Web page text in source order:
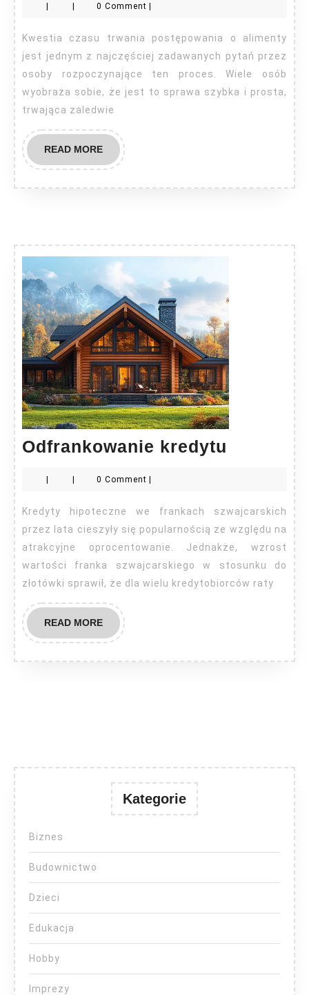
trwa
sprawa
o
alimenty?
| | 0 Comment |
Kwestia czasu trwania postępowania o alimenty
jest jednym z najczęściej zadawanych pytań przez
osoby rozpoczynające ten proces. Wiele osób
wyobraża sobie, że jest to sprawa szybka i prosta,
trwająca zaledwie
READ MOREREAD
MORE
Odfrankowanie kredytu
0 Comment
Kredyty hipoteczne we frankach szwajcarskich
przez lata cieszyły się popularnością ze względu na
atrakcyjne oprocentowanie. Jednakże, wzrost
wartości franka szwajcarskiego w stosunku do
złotówki sprawił, że dla wielu kredytobiorców raty
READ MOREREAD
MORE
Kategorie
Biznes
Budownictwo
Dzieci
Edukacja
Hobby
Imprezy